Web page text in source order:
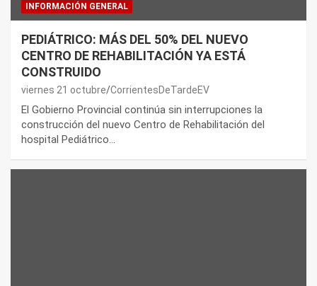
INFORMACIÓN GENERAL
PEDIÁTRICO: MÁS DEL 50% DEL NUEVO
CENTRO DE REHABILITACIÓN YA ESTÁ
CONSTRUIDO
viernes 21 octubre CorrientesDeTardeEV
El Gobierno Provincial continúa sin interrupciones la
construcción del nuevo Centro de Rehabilitación del
hospital Pediátrico…